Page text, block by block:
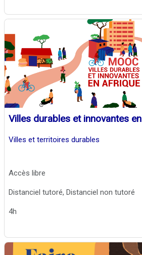
Villes durables et innovantes
Villes et territoires durables
Accès libre
Distanciel tutoré, Distanciel non tutoré
4h